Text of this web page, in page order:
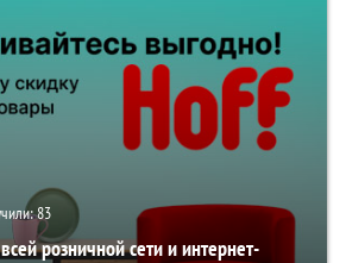
83
розничной сети и интернет-